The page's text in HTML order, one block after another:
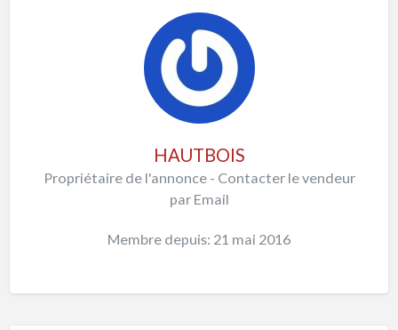
HAUTBOIS
Propriétaire de l'annonce - Contacter le vendeur
par Email
Membre depuis: 21 mai 2016